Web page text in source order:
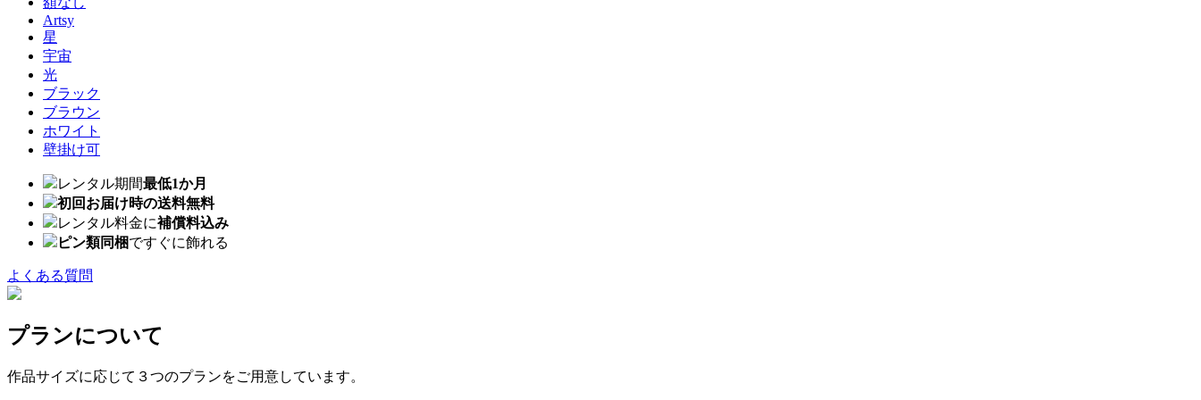
Artsy
星
宇宙
光
ブラック
ブラウン
ホワイト
壁掛け可
レンタル期間最低1か月
初回お届け時の送料無料
レンタル料金に補償料込み
ピン類同梱ですぐに飾れる
よくある質問
プランについて
作品サイズに応じて３つのプランをご用意しています。